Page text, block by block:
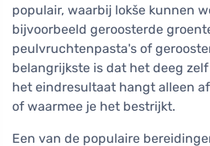
populair, waarbij lokše kunnen
bijvoorbeeld geroosterde
peulvruchtenpasta's of
belangrijkste is dat het deeg
het eindresultaat hangt alleen
of waarmee je het bestrijkt.
Een van de populaire